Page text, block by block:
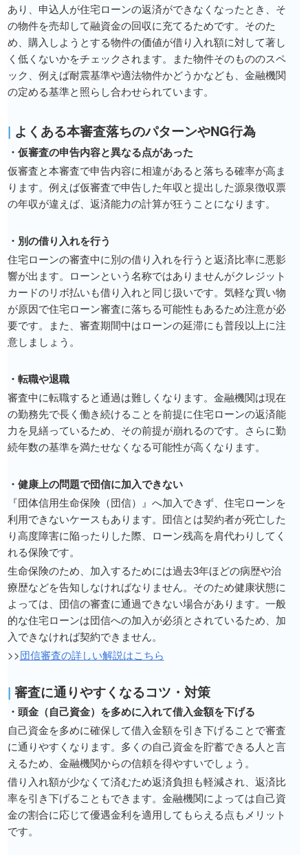
あり、申込人が住宅ローンの返済ができなくなったとき、そ
の物件を売却して融資金の回収に充てるためです。そのた
め、購入しようとする物件の価値が借り入れ額に対して著し
く低くないかをチェックされます。また物件そのもののスペ
ック、例えば耐震基準や適法物件かどうかなども、金融機関
の定める基準と照らし合わせられています。
| よくある本審査落ちのパターンやNG行為
・仮審査の申告内容と異なる点があった
仮審査と本審査で申告内容に相違があると落ちる確率が高ま
ります。例えば仮審査で申告した年収と提出した源泉徴収票
の年収が違えば、返済能力の計算が狂うことになります。
・別の借り入れを行う
住宅ローンの審査中に別の借り入れを行うと返済比率に悪影
響が出ます。ローンという名称ではありませんがクレジット
カードのリボ払いも借り入れと同じ扱いです。気軽な買い物
が原因で住宅ローン審査に落ちる可能性もあるため注意が必
要です。また、審査期間中はローンの延滞にも普段以上に注
意しましょう。
・転職や退職
審査中に転職すると通過は難しくなります。金融機関は現在
の勤務先で長く働き続けることを前提に住宅ローンの返済能
力を見繕っているため、その前提が崩れるのです。さらに勤
続年数の基準を満たせなくなる可能性が高くなります。
・健康上の問題で団信に加入できない
『団体信用生命保険（団信）』へ加入できず、住宅ローンを
利用できないケースもあります。団信とは契約者が死亡した
り高度障害に陥ったりした際、ローン残高を肩代わりしてく
れる保険です。
生命保険のため、加入するためには過去3年ほどの病歴や治
療歴などを告知しなければなりません。そのため健康状態に
よっては、団信の審査に通過できない場合があります。一般
的な住宅ローンは団信への加入が必須とされているため、加
入できなければ契約できません。
>>団信審査の詳しい解説はこちら
| 審査に通りやすくなるコツ・対策
・頭金（自己資金）を多めに入れて借入金額を下げる
自己資金を多めに確保して借入金額を引き下げることで審査
に通りやすくなります。多くの自己資金を貯蓄できる人と言
えるため、金融機関からの信頼を得やすいでしょう。
借り入れ額が少なくて済むため返済負担も軽減され、返済比
率を引き下げることもできます。金融機関によっては自己資
金の割合に応じて優遇金利を適用してもらえる点もメリット
です。